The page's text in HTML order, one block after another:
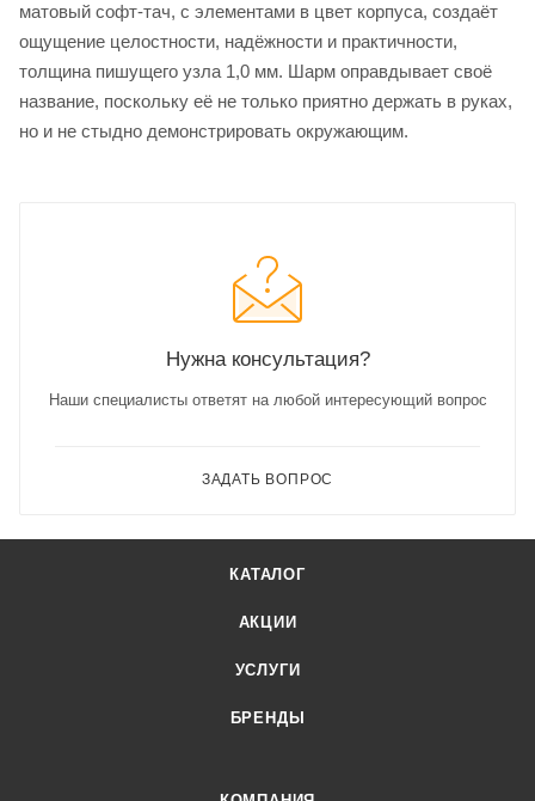
матовый софт-тач, с элементами в цвет корпуса, создаёт
ощущение целостности, надёжности и практичности,
толщина пишущего узла 1,0 мм. Шарм оправдывает своё
название, поскольку её не только приятно держать в руках,
но и не стыдно демонстрировать окружающим.
Нужна консультация?
Наши специалисты ответят на любой интересующий вопрос
ЗАДАТЬ ВОПРОС
КАТАЛОГ
АКЦИИ
УСЛУГИ
БРЕНДЫ